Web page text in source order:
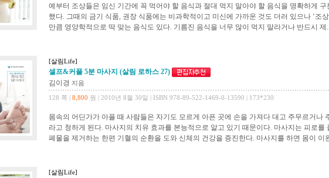
예부터 조상들은 임신 기간에 꼭 먹어야 할 음식과 절대 먹지 말아야 할 음식을 명확하게 구
했다. 그때의 금기 식품, 권장 식품에는 비과학적이고 미신에 가까운 것도 더러 있으나 ‘조
만큼 영양학적으로 딱 맞는 음식도 있다. 기름진 음식을 너무 많이 먹지 말라거나 반드시 제..
[살림Life]
셀프&커플 5분 마사지 (살림 로하스 27)
김이경 지음
128 쪽 | 8,800 원 | 2010년 8월 30일 | ISBN 978-89-522-1469-0-13590 | 173*230
몸속의 어딘가가 아플 때 사람들은 자기도 모르게 아픈 곳에 손을 가져다 대고 주무르거나
라고 청하게 된다. 마사지의 치유 효과를 본능적으로 알고 있기 때문이다. 마사지는 피로를
폐물을 제거하는 한편 기혈의 순환을 도와 신체의 건강을 증진한다. 마사지를 하면 몸이 이
[살림Life]